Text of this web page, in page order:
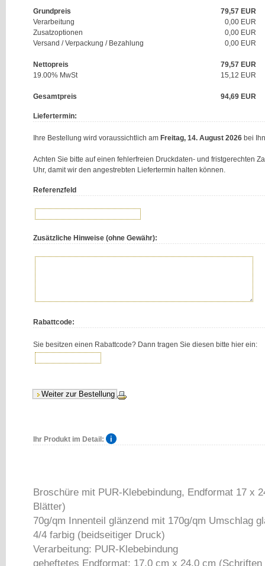
Grundpreis 79,57 EUR
Verarbeitung
0,00 EUR
Zusatzoptionen
0,00 EUR
Versand / Verpackung / Bezahlung
0,00 EUR
Nettopreis 79,57 EUR
19.00% MwSt
15,12 EUR
Gesamtpreis 94,69 EUR
Liefertermin:
Ihre Bestellung wird voraussichtlich am Freitag, 14. August 2026 bei
Achten Sie bitte auf einen fehlerfreien Druckdaten- und fristgerechten
Uhr, damit wir den angestrebten Liefertermin halten können.
Referenzfeld
Zusätzliche Hinweise (ohne Gewähr):
Rabattcode:
Sie besitzen einen Rabattcode? Dann tragen Sie diesen bitte hier ein:
Ihr Produkt im Detail:
Broschüre mit PUR-Klebebindung, Endformat 17 x
Blätter)
70g/qm Innenteil glänzend mit 170g/qm Umschlag
4/4 farbig (beidseitiger Druck)
Verarbeitung: PUR-Klebebindung
geheftetes Endformat: 17,0 cm x 24,0 cm